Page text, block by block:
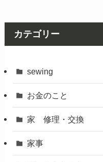
カテゴリー
sewing
お金のこと
家 修理・交換
家事